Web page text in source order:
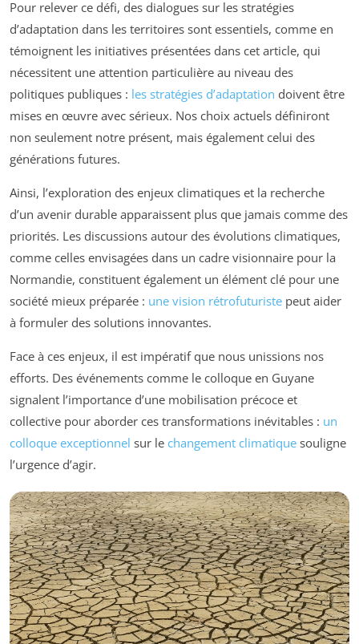
Pour relever ce défi, des dialogues sur les stratégies
d’adaptation dans les territoires sont essentiels, comme en
témoignent les initiatives présentées dans cet article, qui
nécessitent une attention particulière au niveau des
politiques publiques : les stratégies d’adaptation doivent être
mises en œuvre avec sérieux. Nos choix actuels définiront
non seulement notre présent, mais également celui des
générations futures.
Ainsi, l’exploration des enjeux climatiques et la recherche
d’un avenir durable apparaissent plus que jamais comme des
priorités. Les discussions autour des évolutions climatiques,
comme celles envisagées dans un cadre visionnaire pour la
Normandie, constituent également un élément clé pour une
société mieux préparée : une vision rétrofuturiste peut aider
à formuler des solutions innovantes.
Face à ces enjeux, il est impératif que nous unissions nos
efforts. Des événements comme le colloque en Guyane
signalent l’importance d’une mobilisation précoce et
collective pour aborder ces transformations inévitables : un
colloque exceptionnel sur le changement climatique souligne
l’urgence d’agir.